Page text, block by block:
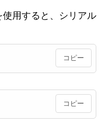
使用すると、シリアル
コピー
コピー